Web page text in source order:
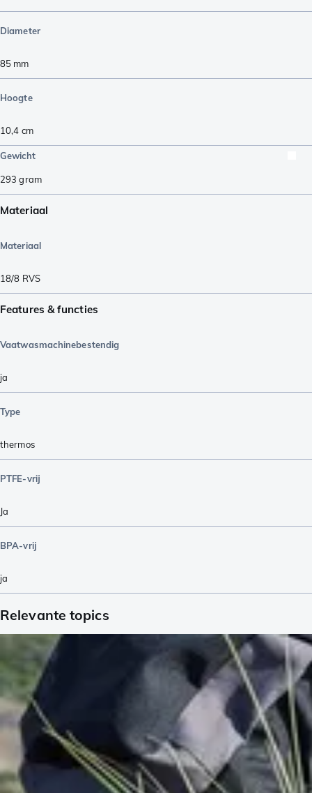
Diameter
85 mm
Hoogte
10,4 cm
Gewicht
293 gram
Materiaal
Materiaal
18/8 RVS
Features & functies
Vaatwasmachinebestendig
ja
Type
thermos
PTFE-vrij
Ja
BPA-vrij
ja
Relevante topics